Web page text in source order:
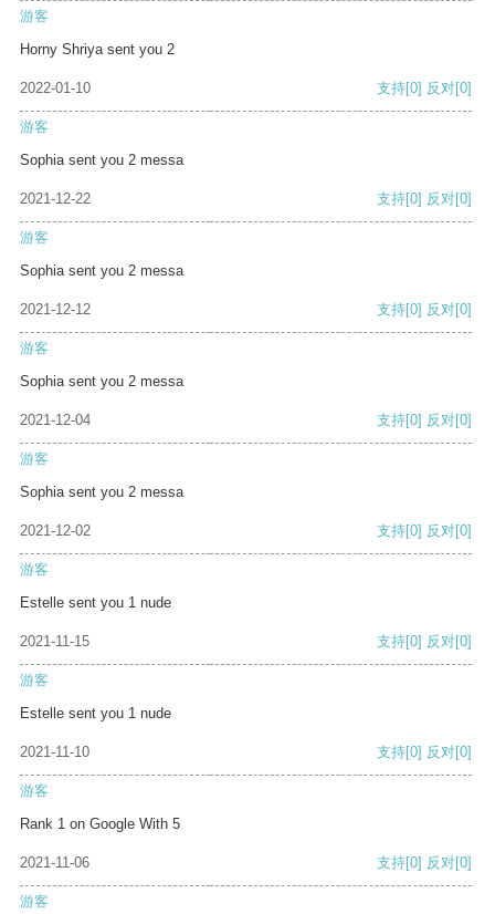
游客
Horny Shriya sent you 2
2022-01-10 支持[0] 反对[0]
游客
Sophia sent you 2 messa
2021-12-22 支持[0] 反对[0]
游客
Sophia sent you 2 messa
2021-12-12 支持[0] 反对[0]
游客
Sophia sent you 2 messa
2021-12-04 支持[0] 反对[0]
游客
Sophia sent you 2 messa
2021-12-02 支持[0] 反对[0]
游客
Estelle sent you 1 nude
2021-11-15 支持[0] 反对[0]
游客
Estelle sent you 1 nude
2021-11-10 支持[0] 反对[0]
游客
Rank 1 on Google With 5
2021-11-06 支持[0] 反对[0]
游客